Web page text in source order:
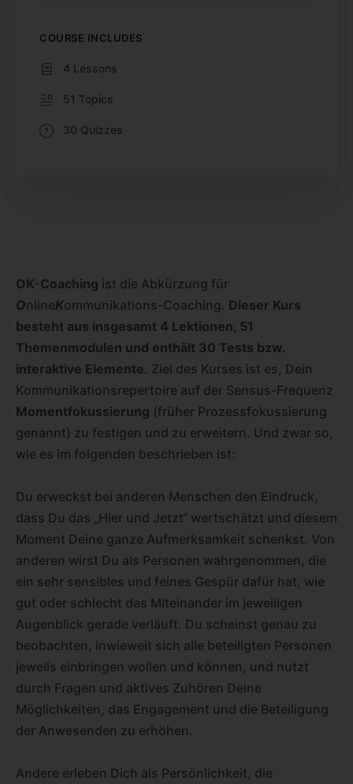
OK-Coaching ist die Abkürzung für
OnlineKommunikations-Coaching. Dieser Kurs
besteht aus insgesamt 4 Lektionen, 51
Themenmodulen und enthält 30 Tests bzw.
interaktive Elemente. Ziel des Kurses ist es, Dein
Kommunikationsrepertoire auf der Sensus-Frequenz
Momentfokussierung (früher Prozessfokussierung
genannt) zu festigen und zu erweitern. Und zwar so,
wie es im folgenden beschrieben ist:
Du erweckst bei anderen Menschen den Eindruck,
dass Du das „Hier und Jetzt“ wertschätzt und diesem
Moment Deine ganze Aufmerksamkeit schenkst. Von
anderen wirst Du als Personen wahrgenommen, die
ein sehr sensibles und feines Gespür dafür hat, wie
gut oder schlecht das Miteinander im jeweiligen
Augenblick gerade verläuft. Du scheinst genau zu
beobachten, inwieweit sich alle beteiligten Personen
jeweils einbringen wollen und können, und nutzt
durch Fragen und aktives Zuhören Deine
Möglichkeiten, das Engagement und die Beteiligung
der Anwesenden zu erhöhen.
Andere erleben Dich als Persönlichkeit, die
COURSE INCLUDES
4 Lessons
51 Topics
30 Quizzes